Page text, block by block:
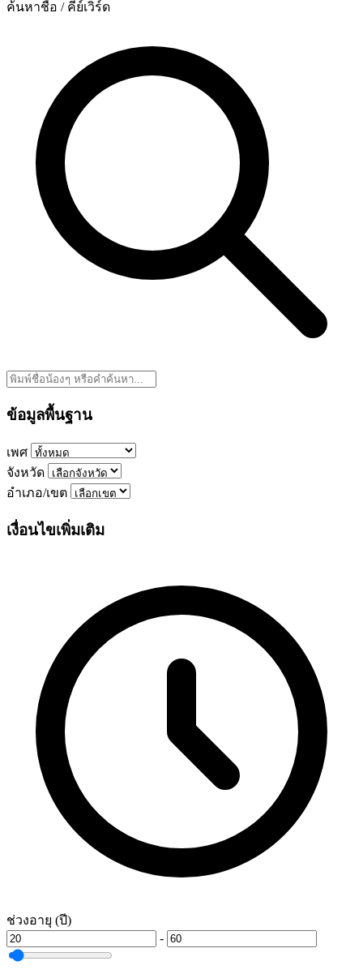
ค้นหาชื่อ / คีย์เวิร์ด
ข้อมูลพื้นฐาน
เพศ
จังหวัด
อำเภอ/เขต
เงื่อนไขเพิ่มเติม
ช่วงอายุ (ปี)
-